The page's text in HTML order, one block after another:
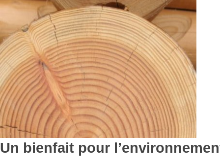
Un bienfait pour